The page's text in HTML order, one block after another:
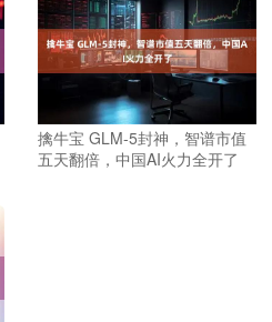
擒牛宝 GLM-5封神，智谱市值
五天翻倍，中国AI火力全开了